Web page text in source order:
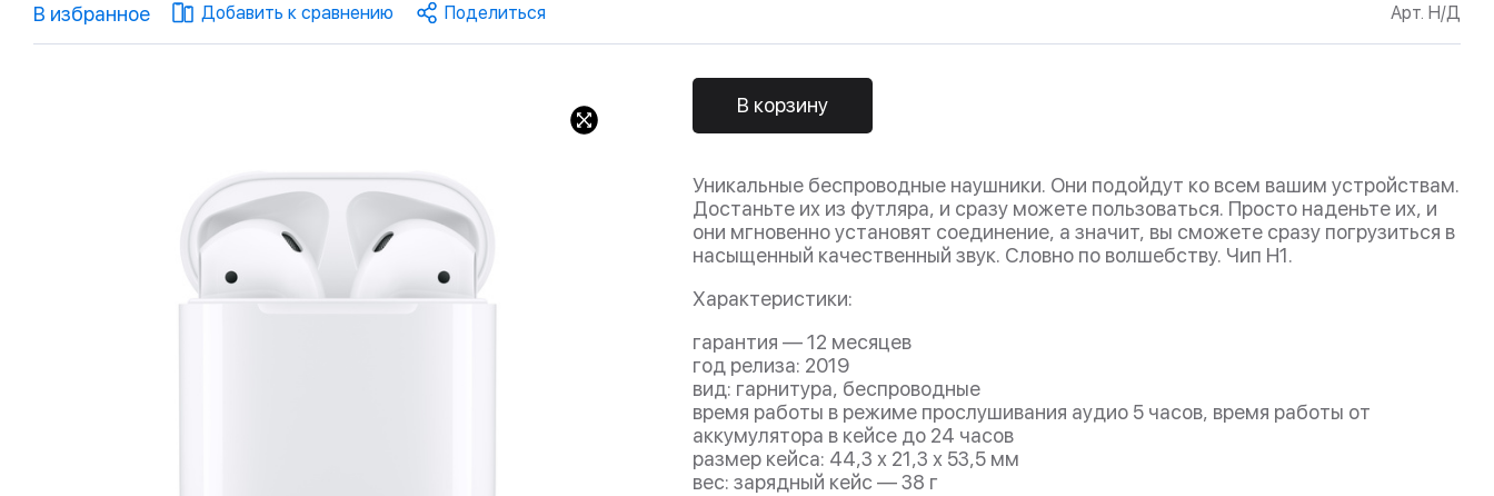
В избранное Добавить к сравнению Поделиться Арт. Н/Д
В корзину
Уникальные беспроводные наушники. Они подойдут ко всем вашим устройствам.
Достаньте их из футляра, и сразу можете пользоваться. Просто наденьте их, и
они мгновенно установят соединение, а значит, вы сможете сразу погрузиться в
насыщенный качественный звук. Словно по волшебству. Чип H1.
Характеристики:
гарантия — 12 месяцев
год релиза: 2019
вид: гарнитура, беспроводные
время работы в режиме прослушивания аудио 5 часов, время работы от
аккумулятора в кейсе до 24 часов
размер кейса: 44,3 х 21,3 х 53,5 мм
вес: зарядный кейс — 38 г